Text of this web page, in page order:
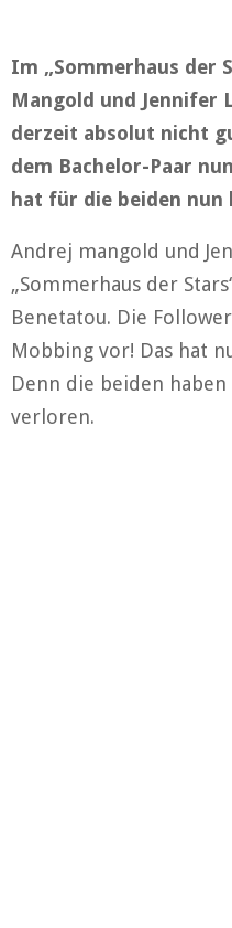
Im „Sommerhaus der
Mangold und Jennifer
derzeit absolut nicht
dem Bachelor-Paar
hat für die beiden nun
Andrej mangold und
„Sommerhaus der
Benetatou. Die
Mobbing vor! Das hat
Denn die beiden
verloren.